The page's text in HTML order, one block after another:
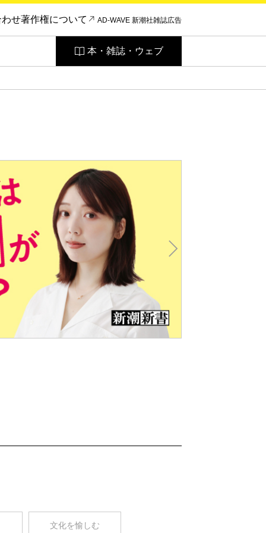
わせ著作権について AD-WAVE 新潮社雑誌広告
本・雑誌・ウェブ
文化を愉しむ